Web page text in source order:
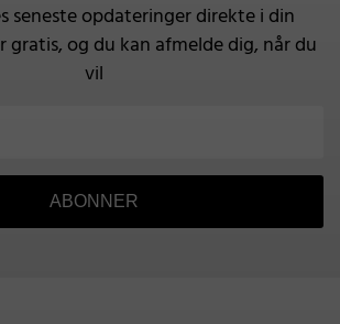
seneste opdateringer direkte i din
gratis, og du kan afmelde dig, når du
vil
ABONNER